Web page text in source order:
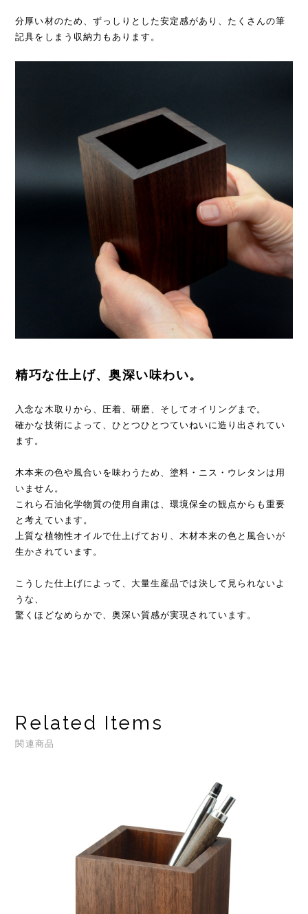
分厚い材のため、ずっしりとした安定感があり、たくさんの筆
記具をしまう収納力もあります。
精巧な仕上げ、奥深い味わい。
入念な木取りから、圧着、研磨、そしてオイリングまで。
確かな技術によって、ひとつひとつていねいに造り出されてい
ます。
木本来の色や風合いを味わうため、塗料・ニス・ウレタンは用
いません。
これら石油化学物質の使用自粛は、環境保全の観点からも重要
と考えています。
上質な植物性オイルで仕上げており、木材本来の色と風合いが
生かされています。
こうした仕上げによって、大量生産品では決して見られないよ
うな、
驚くほどなめらかで、奥深い質感が実現されています。
Related Items
関連商品